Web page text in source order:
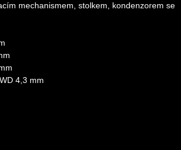
mechanismem, stolkem, kondenzorem se
4,3 mm